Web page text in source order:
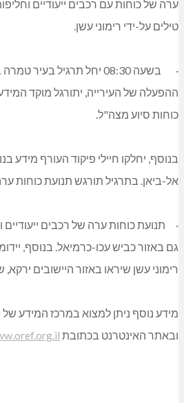
ערה של כוחות עם רכבים ייעודיים
טילים על-ידי רימוני עשן.
·
בשעה 08:30 יחל תרגיל
ההפעלה של העירייה, יתורגל מוקד
כוחות סיוע מצה"ל.
בנוסף, יחלקו חיילי פיקוד העורף מידע
אל-ביאן. בתרגיל תורגש תנועת כוחות
· תנועת כוחות ערה של רכבים ייעודיים
גם באזור כביש עכו-כרמיאל. בנוסף,
רימוני עשן שיראו באזור היישובים
ובאתר האינטרנט בכתובת